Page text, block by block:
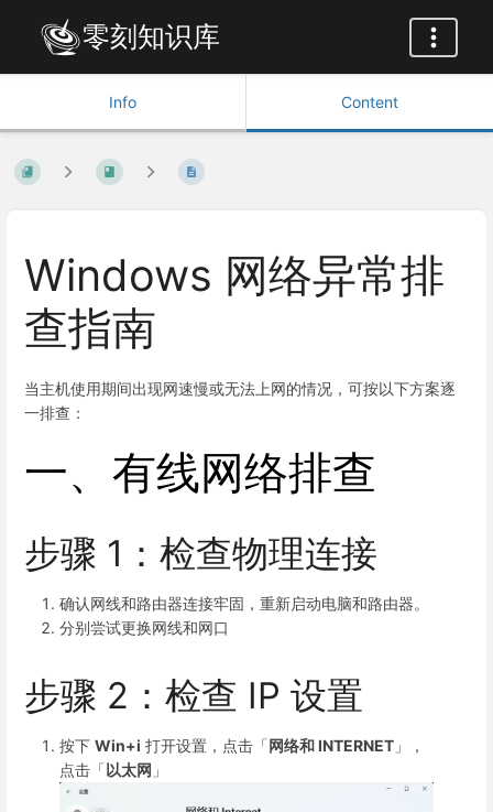
零刻知识库
Info Content
Windows 网络异常排
查指南
当主机使用期间出现网速慢或无法上网的情况，可按以下方案逐
一排查：
一、有线网络排查
步骤 1：检查物理连接
确认网线和路由器连接牢固，重新启动电脑和路由器。
分别尝试更换网线和网口
步骤 2：检查 IP 设置
按下 Win+i 打开设置，点击「网络和 INTERNET 」，
点击「以太网 」